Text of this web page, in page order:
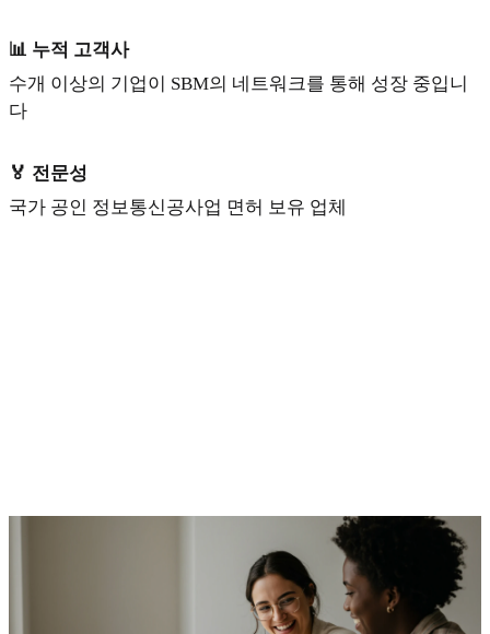
📊 누적 고객사
수개 이상의 기업이 SBM의 네트워크를 통해 성장 중입니
다
🏅 전문성
국가 공인 정보통신공사업 면허 보유 업체